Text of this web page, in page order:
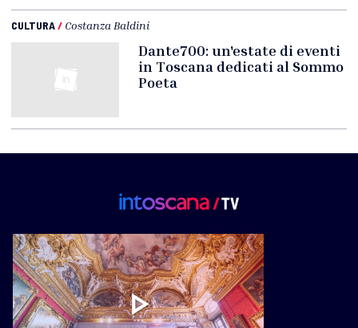
CULTURA/ Costanza Baldini
Dante700: un'estate di eventi
in Toscana dedicati al Sommo
Poeta